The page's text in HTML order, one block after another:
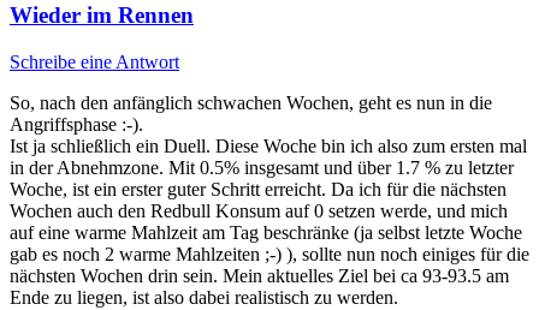
Wieder im Rennen
Schreibe eine Antwort
So, nach den anfänglich schwachen Wochen, geht es nun in die
Angriffsphase :-).
Ist ja schließlich ein Duell. Diese Woche bin ich also zum ersten mal
in der Abnehmzone. Mit 0.5% insgesamt und über 1.7 % zu letzter
Woche, ist ein erster guter Schritt erreicht. Da ich für die nächsten
Wochen auch den Redbull Konsum auf 0 setzen werde, und mich
auf eine warme Mahlzeit am Tag beschränke (ja selbst letzte Woche
gab es noch 2 warme Mahlzeiten ;-) ), sollte nun noch einiges für die
nächsten Wochen drin sein. Mein aktuelles Ziel bei ca 93-93.5 am
Ende zu liegen, ist also dabei realistisch zu werden.